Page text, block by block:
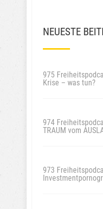
NEUESTE
975
Krise – was tun?
974
TRAUM vom
973